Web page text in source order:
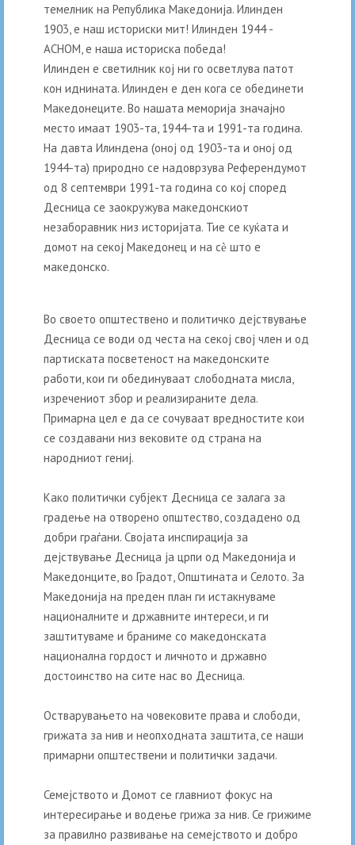
темелник на Република Македонија. Илинден
1903, е наш историски мит! Илинден 1944 -
АСНОМ, е наша историска победа!
Илинден е светилник кој ни го осветлува патот
кон иднината. Илинден е ден кога се обединети
Македонеците. Во нашата меморија значајно
место имаат 1903-та, 1944-та и 1991-та година.
На давта Илиндена (оној од 1903-та и оној од
1944-та) природно се надоврзува Референдумот
од 8 септември 1991-та година со кој според
Десница се заокружува македонскиот
незаборавник низ историјата. Тие се куќата и
домот на секој Македонец и на сѐ што е
македонско.
Во своето општествено и политичко дејствување
Десница се води од честа на секој свој член и од
партиската посветеност на македонските
работи, кои ги обединуваат слободната мисла,
изречениот збор и реализираните дела.
Примарна цел е да се сочуваат вредностите кои
се создавани низ вековите од страна на
народниот гениј.
Како политички субјект Десница се залага за
градење на отворено општество, создадено од
добри граѓани. Својата инспирација за
дејствување Десница ја црпи од Македонија и
Македонците, во Градот, Општината и Селото. За
Македонија на преден план ги истакнуваме
националните и државните интереси, и ги
заштитуваме и браниме со македонската
национална гордост и личното и државно
достоинство на сите нас во Десница.
Остварувањето на човековите права и слободи,
грижата за нив и неопходната заштита, се наши
примарни општествени и политички задачи.
Семејството и Домот се главниот фокус на
интересирање и водење грижа за нив. Се грижиме
за правилно развивање на семејството и добро